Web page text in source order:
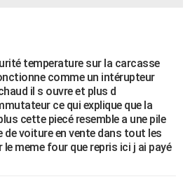
temperature sur la carcasse
comme un intérupteur
il s ouvre et plus d
ce qui explique que la
cette piecé resemble a une pile
de voiture en vente dans tout les
meme four que repris ici j ai payé